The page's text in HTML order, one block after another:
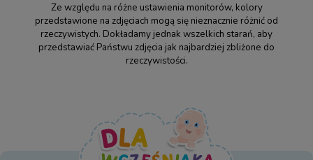
Ze względu na różne ustawienia monitorów, kolory
przedstawione na zdjęciach mogą się nieznacznie różnić od
rzeczywistych. Dokładamy jednak wszelkich starań, aby
przedstawiać Państwu zdjęcia jak najbardziej zbliżone do
rzeczywistości.